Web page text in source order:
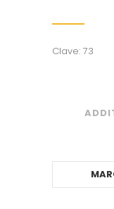
Clave: 73